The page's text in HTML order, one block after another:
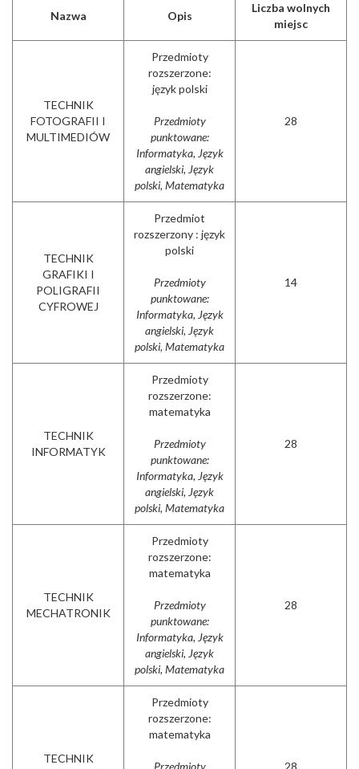
Nazwa Opis
Liczba wolnych
miejsc
TECHNIK
FOTOGRAFII I
MULTIMEDIÓW
Przedmioty
rozszerzone:
język polski
Przedmioty
punktowane:
Informatyka, Język
angielski, Język
polski, Matematyka
28
TECHNIK
GRAFIKI I
POLIGRAFII
CYFROWEJ
Przedmiot
rozszerzony : język
polski
Przedmioty
punktowane:
Informatyka, Język
angielski, Język
polski, Matematyka
14
TECHNIK
INFORMATYK
Przedmioty
rozszerzone:
matematyka
Przedmioty
punktowane:
Informatyka, Język
angielski, Język
polski, Matematyka
28
TECHNIK
MECHATRONIK
Przedmioty
rozszerzone:
matematyka
Przedmioty
punktowane:
Informatyka, Język
angielski, Język
polski, Matematyka
28
TECHNIK
Przedmioty
rozszerzone:
matematyka
Przedmioty
28